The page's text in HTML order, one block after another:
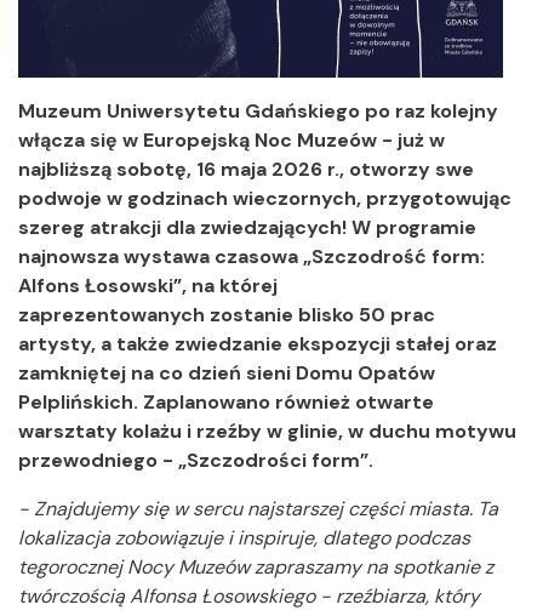
Muzeum Uniwersytetu Gdańskiego po raz kolejny
włącza się w Europejską Noc Muzeów - już w
najbliższą sobotę, 16 maja 2026 r., otworzy swe
podwoje w godzinach wieczornych, przygotowując
szereg atrakcji dla zwiedzających! W programie
najnowsza wystawa czasowa „Szczodrość form:
Alfons Łosowski”, na której
zaprezentowanych zostanie blisko 50 prac
artysty, a także zwiedzanie ekspozycji stałej oraz
zamkniętej na co dzień sieni Domu Opatów
Pelplińskich. Zaplanowano również otwarte
warsztaty kolażu i rzeźby w glinie, w duchu motywu
przewodniego - „Szczodrości form”.
- Znajdujemy się w sercu najstarszej części miasta. Ta
lokalizacja zobowiązuje i inspiruje, dlatego podczas
tegorocznej Nocy Muzeów zapraszamy na spotkanie z
twórczością Alfonsa Łosowskiego - rzeźbiarza, który